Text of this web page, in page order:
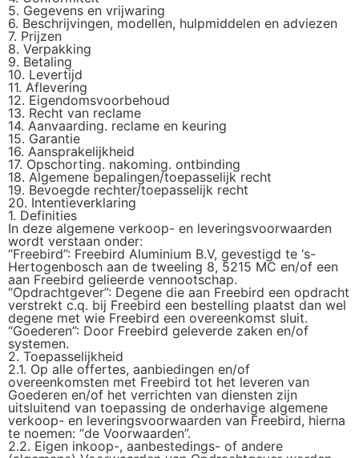
5. Gegevens en vrijwaring
6. Beschrijvingen, modellen, hulpmiddelen en adviezen
7. Prijzen
8. Verpakking
9. Betaling
10. Levertijd
11. Aflevering
12. Eigendomsvoorbehoud
13. Recht van reclame
14. Aanvaarding. reclame en keuring
15. Garantie
16. Aansprakelijkheid
17. Opschorting. nakoming. ontbinding
18. Algemene bepalingen/toepasselijk recht
19. Bevoegde rechter/toepasselijk recht
20. Intentieverklaring
1. Definities
In deze algemene verkoop- en leveringsvoorwaarden
wordt verstaan onder:
“Freebird”: Freebird Aluminium B.V, gevestigd te ‘s-
Hertogenbosch aan de tweeling 8, 5215 MC en/of een
aan Freebird gelieerde vennootschap.
“Opdrachtgever”: Degene die aan Freebird een opdracht
verstrekt c.q. bij Freebird een bestelling plaatst dan wel
degene met wie Freebird een overeenkomst sluit.
“Goederen”: Door Freebird geleverde zaken en/of
systemen.
2. Toepasselijkheid
2.1. Op alle offertes, aanbiedingen en/of
overeenkomsten met Freebird tot het leveren van
Goederen en/of het verrichten van diensten zijn
uitsluitend van toepassing de onderhavige algemene
verkoop- en leveringsvoorwaarden van Freebird, hierna
te noemen: “de Voorwaarden”.
2.2. Eigen inkoop-, aanbestedings- of andere